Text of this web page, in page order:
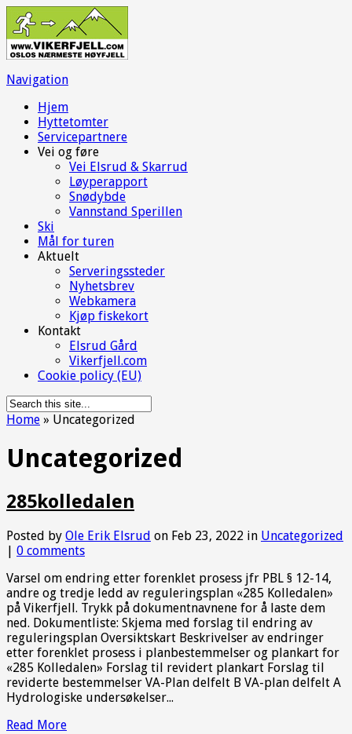
Navigation
Hjem
Hyttetomter
Servicepartnere
Vei og føre
Vei Elsrud & Skarrud
Løyperapport
Snødybde
Vannstand Sperillen
Ski
Mål for turen
Aktuelt
Serveringssteder
Nyhetsbrev
Webkamera
Kjøp fiskekort
Kontakt
Elsrud Gård
Vikerfjell.com
Cookie policy (EU)
Home » Uncategorized
Uncategorized
285kolledalen
Posted by Ole Erik Elsrud on Feb 23, 2022 in Uncategorized
| 0 comments
Varsel om endring etter forenklet prosess jfr PBL § 12-14,
andre og tredje ledd av reguleringsplan «285 Kolledalen»
på Vikerfjell. Trykk på dokumentnavnene for å laste dem
ned. Dokumentliste: Skjema med forslag til endring av
reguleringsplan Oversiktskart Beskrivelser av endringer
etter forenklet prosess i planbestemmelser og plankart for
«285 Kolledalen» Forslag til revidert plankart Forslag til
reviderte bestemmelser VA-Plan delfelt B VA-plan delfelt A
Hydrologiske undersøkelser...
Read More